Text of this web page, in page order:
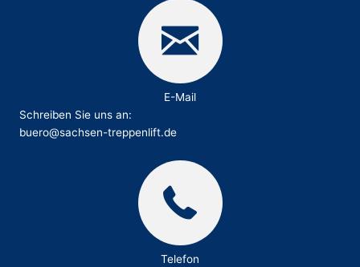
E-Mail
Schreiben Sie uns an:
buero@sachsen-treppenlift.de
Telefon